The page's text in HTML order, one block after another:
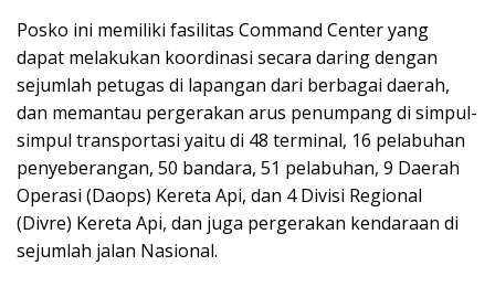
Posko ini memiliki fasilitas Command Center yang
dapat melakukan koordinasi secara daring dengan
sejumlah petugas di lapangan dari berbagai daerah,
dan memantau pergerakan arus penumpang di simpul-
simpul transportasi yaitu di 48 terminal, 16 pelabuhan
penyeberangan, 50 bandara, 51 pelabuhan, 9 Daerah
Operasi (Daops) Kereta Api, dan 4 Divisi Regional
(Divre) Kereta Api, dan juga pergerakan kendaraan di
sejumlah jalan Nasional.